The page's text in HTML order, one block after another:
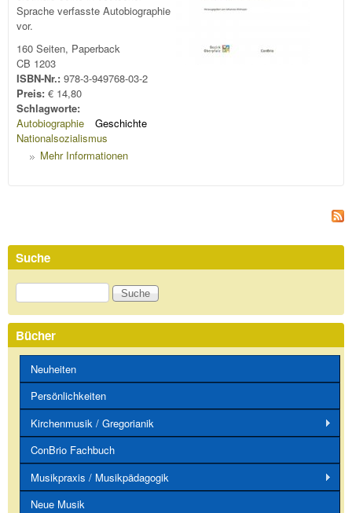
Sprache verfasste Autobiographie
vor.
160 Seiten, Paperback
CB 1203
ISBN-Nr.: 978-3-949768-03-2
Preis: € 14,80
Schlagworte:
Autobiographie
Geschichte
Nationalsozialismus
Mehr Informationen
Suche
Suche
Bücher
Neuheiten
Persönlichkeiten
Kirchenmusik / Gregorianik
ConBrio Fachbuch
Musikpraxis / Musikpädagogik
Neue Musik